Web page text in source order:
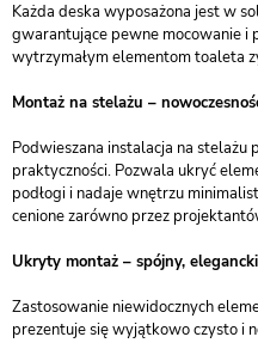
Każda deska wyposażona jest w
gwarantujące pewne mocowanie i
wytrzymałym elementom toaleta
Montaż na stelażu –
Podwieszana instalacja na
praktyczności. Pozwala ukryć
podłogi i nadaje wnętrzu
cenione zarówno przez
Ukryty montaż – spójny,
Zastosowanie niewidocznych
prezentuje się wyjątkowo czysto i